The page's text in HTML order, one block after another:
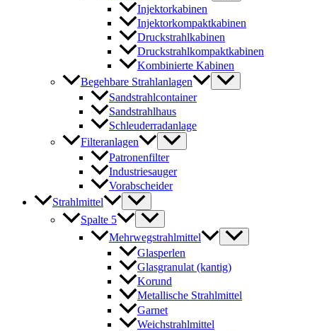
Injektorkabinen
Injektorkompaktkabinen
Druckstrahlkabinen
Druckstrahlkompaktkabinen
Kombinierte Kabinen
Begehbare Strahlanlagen
Sandstrahlcontainer
Sandstrahlhaus
Schleuderradanlage
Filteranlagen
Patronenfilter
Industriesauger
Vorabscheider
Strahlmittel
Spalte 5
Mehrwegstrahlmittel
Glasperlen
Glasgranulat (kantig)
Korund
Metallische Strahlmittel
Garnet
Weichstrahlmittel